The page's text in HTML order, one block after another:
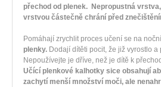
přechod od plenek. Nepropustná
vrstvou částečně chrání před
Pomáhají zrychlit proces učení se na
plenky. Dodají dítěti pocit, že již vyrostlo
Nepoužívejte je dříve, než je dítě k
Učící plenkové kalhotky sice obsahují
zachytí menší množství moči, ale